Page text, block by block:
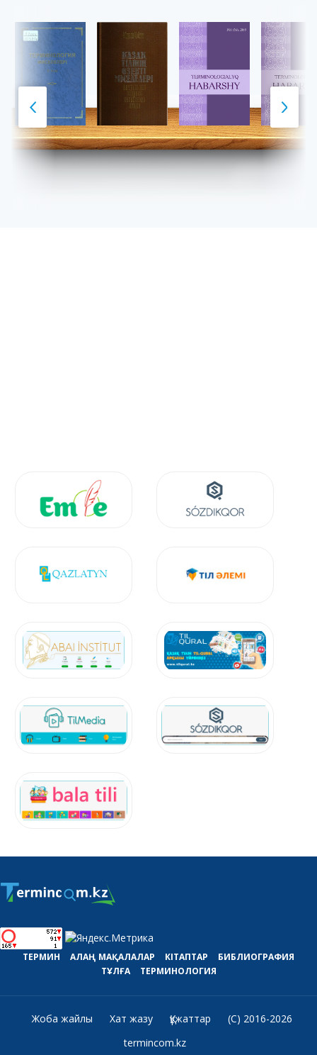
ТЕРМИН АЛАҢ МАҚАЛАЛАР КІТАПТАР
БИБЛИОГРАФИЯ
ТҰЛҒА
ТЕРМИНОЛОГИЯ
Жоба жайлы Хат жазу Құжаттар
(C) 2016-2026
termincom.kz